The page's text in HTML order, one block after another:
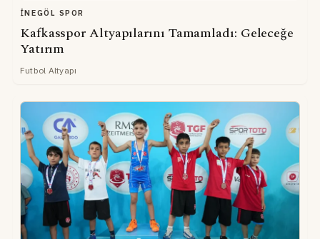
İNEGÖL SPOR
Kafkasspor Altyapılarını Tamamladı: Geleceğe
Yatırım
Futbol Altyapı